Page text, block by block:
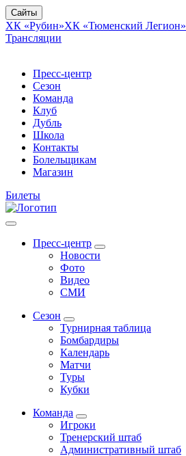
Сайты
ХК «Рубин»ХК «Тюменский Легион»
Трансляции
Пресс-центр
Сезон
Команда
Клуб
Дубль
Школа
Контакты
Болельщикам
Магазин
Билеты
Пресс-центр
Новости
Фото
Видео
СМИ
Сезон
Турнирная таблица
Бомбардиры
Календарь
Матчи
Туры
Кубки
Команда
Игроки
Тренерский штаб
Административный штаб